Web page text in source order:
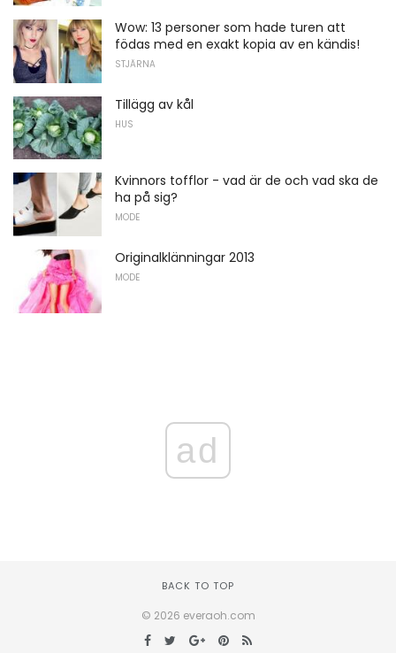
Wow: 13 personer som hade turen att
födas med en exakt kopia av en kändis!
STJÄRNA
Tillägg av kål
HUS
Kvinnors tofflor - vad är de och vad ska de
ha på sig?
MODE
Originalklänningar 2013
MODE
ad
BACK TO TOP
© 2026 everaoh.com